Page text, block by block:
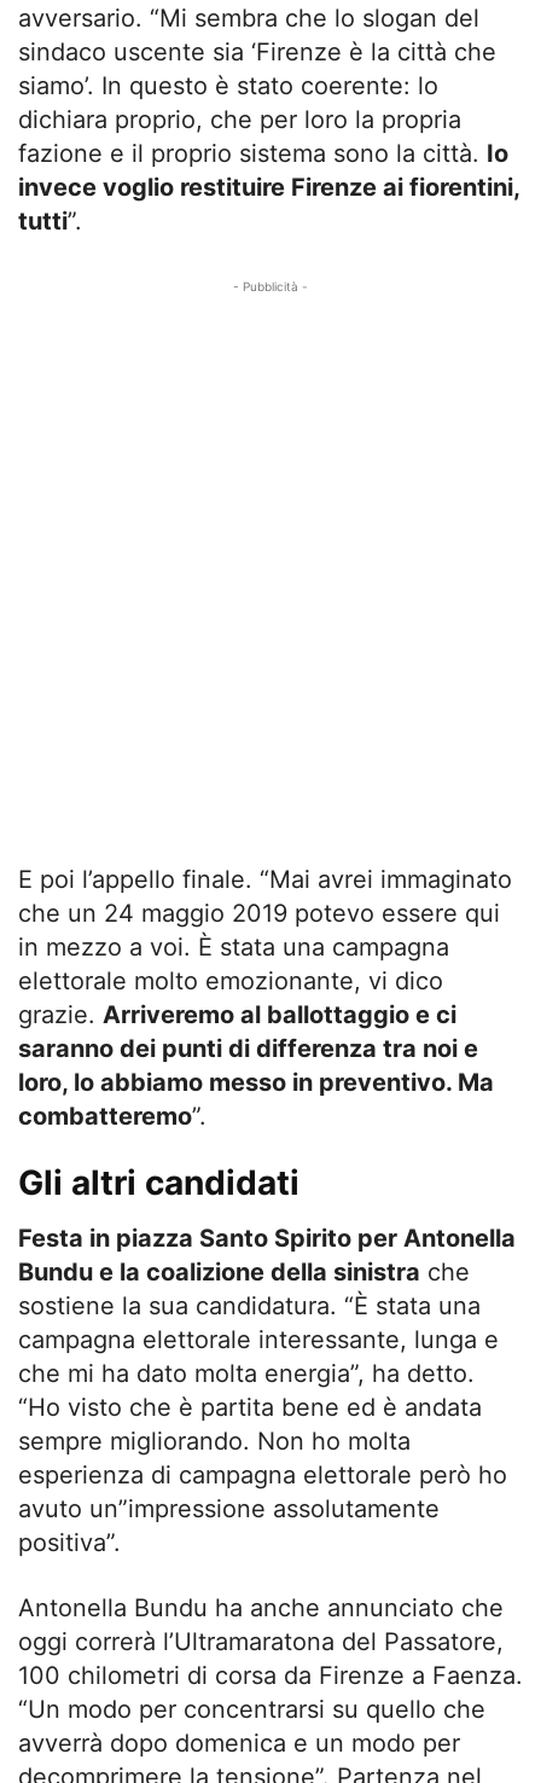
avversario. “Mi sembra che lo slogan del
sindaco uscente sia ‘Firenze è la città che
siamo’. In questo è stato coerente: lo
dichiara proprio, che per loro la propria
fazione e il proprio sistema sono la città. Io
invece voglio restituire Firenze ai fiorentini,
tutti”.
- Pubblicità -
E poi l’appello finale. “Mai avrei immaginato
che un 24 maggio 2019 potevo essere qui
in mezzo a voi. È stata una campagna
elettorale molto emozionante, vi dico
grazie. Arriveremo al ballottaggio e ci
saranno dei punti di differenza tra noi e
loro, lo abbiamo messo in preventivo. Ma
combatteremo”.
Gli altri candidati
Festa in piazza Santo Spirito per Antonella
Bundu e la coalizione della sinistra che
sostiene la sua candidatura. “È stata una
campagna elettorale interessante, lunga e
che mi ha dato molta energia”, ha detto.
“Ho visto che è partita bene ed è andata
sempre migliorando. Non ho molta
esperienza di campagna elettorale però ho
avuto un”impressione assolutamente
positiva”.
Antonella Bundu ha anche annunciato che
oggi correrà l’Ultramaratona del Passatore,
100 chilometri di corsa da Firenze a Faenza.
“Un modo per concentrarsi su quello che
avverrà dopo domenica e un modo per
decomprimere la tensione”. Partenza nel